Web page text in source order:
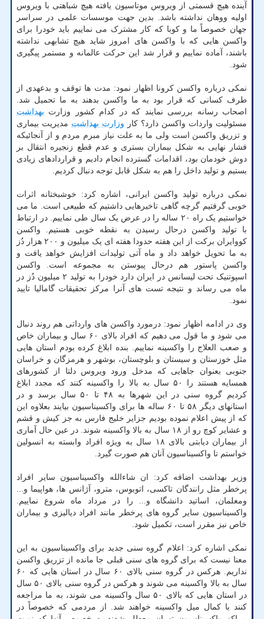
آینده هیچ قسمتی از ویروس موتاسیون یافته هیچ شباهتی با ویروس
اولیه ووهان نداشته باشد. بدین جهت موسسات علمی در سراسر
جهان خصوصاً ما و کوبا که کار مشترک می نماییم باید خودرا برای
واکسن هایی که با واکسن های امروز شاید هیچ تشابهی نداشته
باشند، آماده نماییم و قرار شد این حرکت عالمانه و مستمر پیگیری
شود.
نمکی درباره واکسن کرونا اظهار نمود: مدت ها توقف و بدعهدی از
طرف کسانی که قرار بود به ما واکسن بدهند به ما تحمیل شد.
اصحاب رسانه بررسی نمایند که در کدام کشور وزارت بهداشت
مسئولیت واردات واکسن دارد؟ کار وزارت بهداشت مدیریت بیماری
و تزریق واکسن است ولی ما به علت نیاز مبرم مردم و از آنجائیکه
فشار نهایی به شکل بیماران بستری و عدم قطع زنجیره انتقال بر
دوش خودمان بود، اقدامات گسترده انجام دادیم و قراردادهای زیادی
بستیم و تولید داخل را هم به شکل قابل توجه دنبال کردیم.
نمکی درباره تولید واکسن ایرانی، اشاره کرد: خوشبختانه اثرات
خوبی گرفتیم گرچه گاهی تاخیرهایی داشتیم که طبیعی است. ما می
خواستیم یک راه ۲۰ ساله را در عرض یک سال طی نماییم. در ارتباط
با تولید واکسن درحال رسیدن به نقطه خوبی هستیم. واکسن
کووایران برکت از این هفته حدودا هفته ای یک میلیون و ۲۰۰ هزار دُز
به ما تحویل خواهد داد و ماه آتی تولیدات افزایش خواهد یافت و
واکسن پاستور هم درحال پیوستن به مجموعه است. واکسن
اسپوتنیک تحت لیسانس در ایران دارد خودرا به تولید ۲ میلیون دُز در
ماه می رساند و نتیجه تست های آنرا مرکز تحقیقات گامالیا تایید
نمود.
وی در ادامه اظهار نمود: درمورد واکسن های وارداتی هم روند دنبال
می شود و ما قول می دهیم که افراد بالای ۶۰ سال و بیماران خاص
و صعب العلاج را واکسینه نماییم. بنده ابلاغ کرده بودم استان هایی
مثل خوزستان و سیستان و بلوچستان، بوشهر و هرمزگان و خراسان
جنوبی بعنوان جاهایی که مدخل ورود ویروس دلتا از کشورهای
همسایه هستند را ۵۰ سال به بالا را واکسینه کنند که مجدد ابلاغ
کردیم گروه سنی در این شهرها به ۴۸ تا ۵۰ سال برسد و در
استانهای دیگر ۵۸ تا ۶۰ ساله ها برای واکسیناسیون بیایند بعلاوه این
که از پیش اعلام نموده بودیم جزایر خلیج فارس به جز کیش و قشم
و عشایر کوچ رو از ۱۸ سال به بالا واکسینه شوند. در عین حال آماری
از بیماران دیابتی بالای ۱۸ سال به ویژه افراد وابسته به انسولین
خواستم تا واکسیناسیون آنان هم صورت گیرد.
وزیر بهداشت اضافه کرد: ان شاءالله واکسیناسیون سایر افراد
پرخطر مثل رانندگان تاکسی، اتوبوس، مترو، آژانس ها، هواپیما و...
ومعلمان، اساتید دانشگاه و... را در مرداد ماه شروع نماییم.
واکسیناسیون سایر گروه های پرخطر مانند افراد دیالیزی و بیماران
خاص نیز مقرر است، تکمیل شود.
نمکی اشاره کرد: اعلام گروه سنی جدید برای واکسیناسیون به این
معنا نیست که برای گروه های سنی قبلی جا مانده از تزریق واکسن
نداریم. هرکس در گروه سنی بالای ۶۰ سال در استان هایی که ۶۰
سال به بالا واکسینه می شوند و هرکس در گروه سنی بالای ۵۰ سال
در استان هایی که بالای ۵۰ سال واکسینه می شوند، به ما مراجعه
کنند با کمال میل واکسینه خواهند شد. از مردمی که خصوصاً در